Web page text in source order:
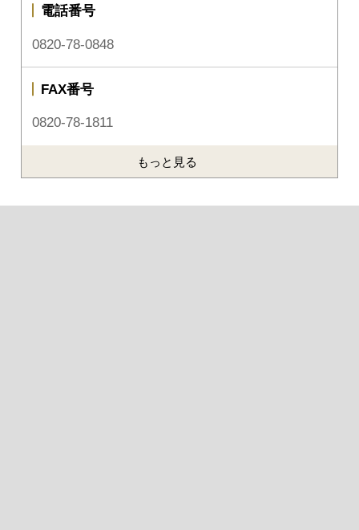
電話番号
0820-78-0848
FAX番号
0820-78-1811
もっと見る